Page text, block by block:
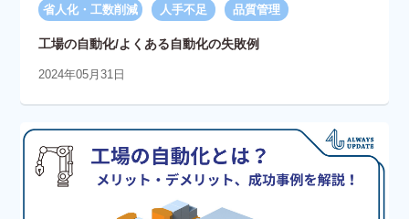
省人化・工数削減 人手不足 品質管理
工場の自動化/よくある自動化の失敗例
2024年05月31日